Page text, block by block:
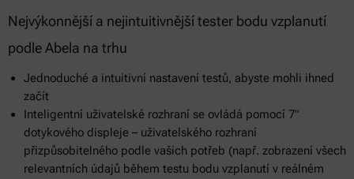
Nejvýkonnější a nejintuitivnější tester bodu vzplanutí
podle Abela na trhu
Jednoduché a intuitivní nastavení testů, abyste mohli ihned
začít
Inteligentní uživatelské rozhraní se ovládá pomocí 7"
dotykového displeje – uživatelského rozhraní
přizpůsobitelného podle vašich potřeb (např. zobrazení všech
relevantních údajů během testu bodu vzplanutí v reálném